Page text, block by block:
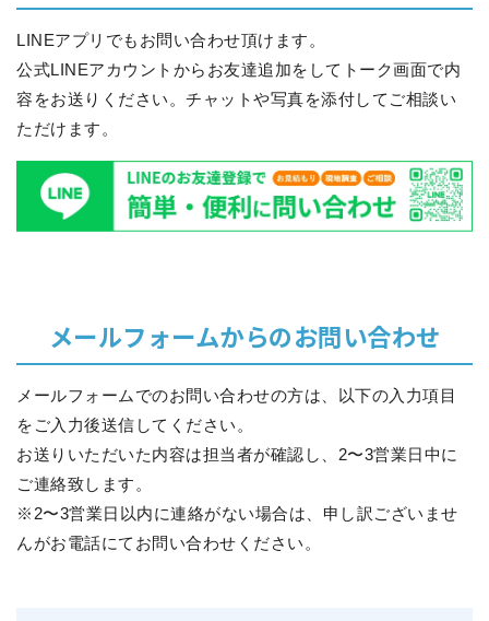
LINEアプリでもお問い合わせ頂けます。
公式LINEアカウントからお友達追加をしてトーク画面で内
容をお送りください。チャットや写真を添付してご相談い
ただけます。
メールフォームからのお問い合わせ
メールフォームでのお問い合わせの方は、以下の入力項目
をご入力後送信してください。
お送りいただいた内容は担当者が確認し、2〜3営業日中に
ご連絡致します。
※2〜3営業日以内に連絡がない場合は、申し訳ございませ
んがお電話にてお問い合わせください。